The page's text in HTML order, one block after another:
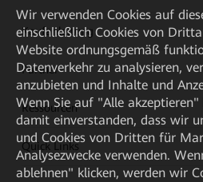
Kaufanleitung
Partner
Ressourcen
Quick Links
Wir verwenden Cookies auf
einschließlich Cookies von
Website ordnungsgemäß
Datenverkehr zu analysieren,
anzubieten und Inhalte und
Wenn Sie auf "Alle akzeptieren"
damit einverstanden, dass wir
und Cookies von Dritten für
Analysezwecke verwenden.
ablehnen" klicken, werden wir